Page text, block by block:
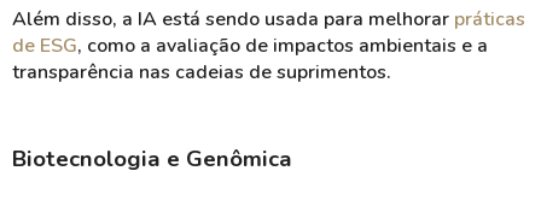
Além disso, a IA está sendo usada para melhorar práticas
de ESG, como a avaliação de impactos ambientais e a
transparência nas cadeias de suprimentos​.
Biotecnologia e Genômica